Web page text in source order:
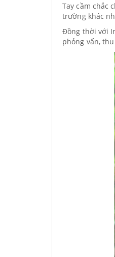
Tay cầm chắc
trường khác
Đồng thời với
phỏng vấn,